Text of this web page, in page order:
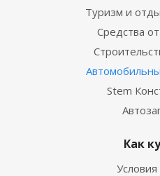
Туризм и
Средства
Stem
Как